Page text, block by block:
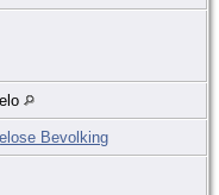
Bevolking